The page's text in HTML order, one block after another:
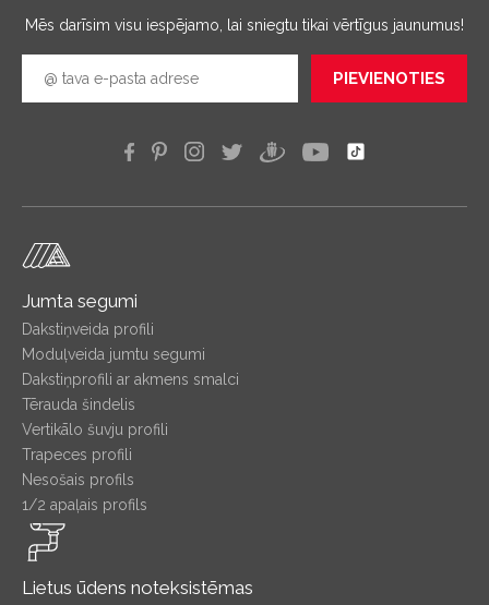
Mēs darīsim visu iespējamo, lai sniegtu tikai vērtīgus jaunumus!
PIEVIENOTIES
Jumta segumi
Dakstiņveida profili
Moduļveida jumtu segumi
Dakstiņprofili ar akmens smalci
Tērauda šindelis
Vertikālo šuvju profili
Trapeces profili
Nesošais profils
1/2 apaļais profils
Lietus ūdens noteksistēmas